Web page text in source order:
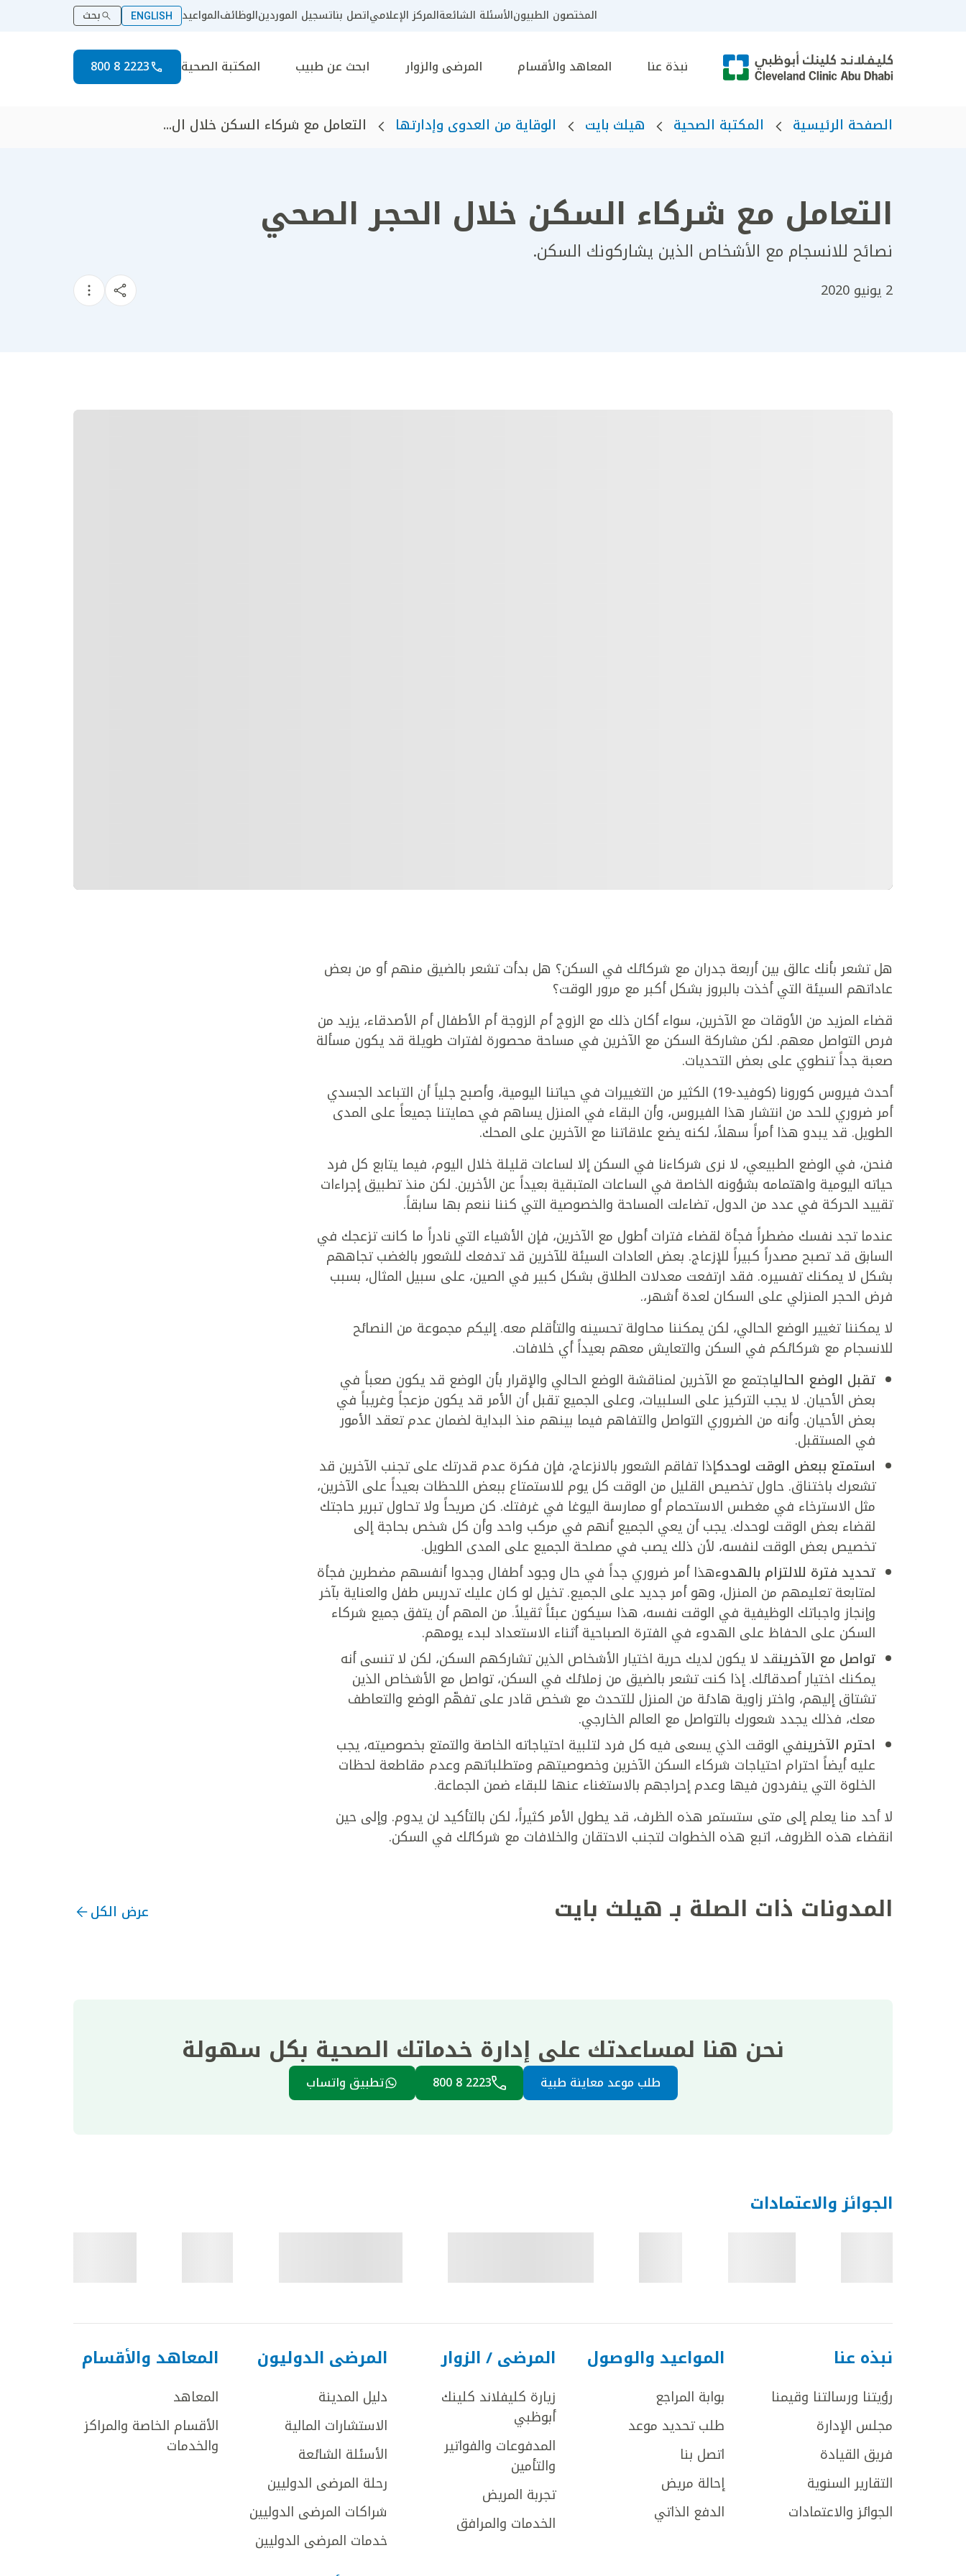
المختصون الطبيونالأسئلة الشائعةالمركز الإعلامياتصل بناتسجيل الموردينالوظائفالمواعيد ENGLISH بحث
نبذة عنا المعاهد والأقسام المرضى والزوار ابحث عن طبيب المكتبة الصحية 2223 8 800
الصفحة الرئيسية المكتبة الصحية هيلث بايت الوقاية من العدوى وإدارتها التعامل مع شركاء السكن خلال ال...
التعامل مع شركاء السكن خلال الحجر الصحي
نصائح للانسجام مع الأشخاص الذين يشاركونك السكن.
2 يونيو 2020
هل تشعر بأنك عالق بين أربعة جدران مع شركائك في السكن؟ هل بدأت تشعر بالضيق منهم أو من بعض
عاداتهم السيئة التي أخذت بالبروز بشكل أكبر مع مرور الوقت؟
قضاء المزيد من الأوقات مع الآخرين، سواء أكان ذلك مع الزوج أم الزوجة أم الأطفال أم الأصدقاء، يزيد من
فرص التواصل معهم. لكن مشاركة السكن مع الآخرين في مساحة محصورة لفترات طويلة قد يكون مسألة
صعبة جداً تنطوي على بعض التحديات.
أحدث فيروس كورونا (كوفيد-19) الكثير من التغييرات في حياتنا اليومية، وأصبح جلياً أن التباعد الجسدي
أمر ضروري للحد من انتشار هذا الفيروس، وأن البقاء في المنزل يساهم في حمايتنا جميعاً على المدى
الطويل. قد يبدو هذا أمراً سهلاً، لكنه يضع علاقاتنا مع الآخرين على المحك.
فنحن، في الوضع الطبيعي، لا نرى شركاءنا في السكن إلا لساعات قليلة خلال اليوم، فيما يتابع كل فرد
حياته اليومية واهتمامه بشؤونه الخاصة في الساعات المتبقية بعيداً عن الأخرين. لكن منذ تطبيق إجراءات
تقييد الحركة في عدد من الدول، تضاءلت المساحة والخصوصية التي كننا ننعم بها سابقاً.
عندما تجد نفسك مضطراً فجأة لقضاء فترات أطول مع الآخرين، فإن الأشياء التي نادراً ما كانت تزعجك في
السابق قد تصبح مصدراً كبيراً للإزعاج. بعض العادات السيئة للآخرين قد تدفعك للشعور بالغضب تجاههم
بشكل لا يمكنك تفسيره. فقد ارتفعت معدلات الطلاق بشكل كبير في الصين، على سبيل المثال، بسبب
فرض الحجر المنزلي على السكان لعدة أشهر،.
لا يمكننا تغيير الوضع الحالي، لكن يمكننا محاولة تحسينه والتأقلم معه. إليكم مجموعة من النصائح
للانسجام مع شركائكم في السكن والتعايش معهم بعيداً أي خلافات.
تقبل الوضع الحالياجتمع مع الآخرين لمناقشة الوضع الحالي والإقرار بأن الوضع قد يكون صعباً في
بعض الأحيان. لا يجب التركيز على السلبيات، وعلى الجميع تقبل أن الأمر قد يكون مزعجاً وغريباً في
بعض الأحيان. وأنه من الضروري التواصل والتفاهم فيما بينهم منذ البداية لضمان عدم تعقد الأمور
في المستقبل.
استمتع ببعض الوقت لوحدكإذا تفاقم الشعور بالانزعاج، فإن فكرة عدم قدرتك على تجنب الآخرين قد
تشعرك باختناق. حاول تخصيص القليل من الوقت كل يوم للاستمتاع ببعض اللحظات بعيداً على الآخرين،
مثل الاسترخاء في مغطس الاستحمام أو ممارسة اليوغا في غرفتك. كن صريحاً ولا تحاول تبرير حاجتك
لقضاء بعض الوقت لوحدك. يجب أن يعي الجميع أنهم في مركب واحد وأن كل شخص بحاجة إلى
تخصيص بعض الوقت لنفسه، لأن ذلك يصب في مصلحة الجميع على المدى الطويل.
تحديد فترة للالتزام بالهدوءهذا أمر ضروري جداً في حال وجود أطفال وجدوا أنفسهم مضطرين فجأة
لمتابعة تعليمهم من المنزل، وهو أمر جديد على الجميع. تخيل لو كان عليك تدريس طفل والعناية بآخر
وإنجاز واجباتك الوظيفية في الوقت نفسه، هذا سيكون عبئاً ثقيلاً. من المهم أن يتفق جميع شركاء
السكن على الحفاظ على الهدوء في الفترة الصباحية أثناء الاستعداد لبدء يومهم.
تواصل مع الآخرينقد لا يكون لديك حرية اختيار الأشخاص الذين تشاركهم السكن، لكن لا تنسى أنه
يمكنك اختيار أصدقائك. إذا كنت تشعر بالضيق من زملائك في السكن، تواصل مع الأشخاص الذين
تشتاق إليهم، واختر زاوية هادئة من المنزل للتحدث مع شخص قادر على تفهّم الوضع والتعاطف
معك، فذلك يجدد شعورك بالتواصل مع العالم الخارجي.
احترم الآخرينفي الوقت الذي يسعى فيه كل فرد لتلبية احتياجاته الخاصة والتمتع بخصوصيته، يجب
عليه أيضاً احترام احتياجات شركاء السكن الآخرين وخصوصيتهم ومتطلباتهم وعدم مقاطعة لحظات
الخلوة التي ينفردون فيها وعدم إحراجهم بالاستغناء عنها للبقاء ضمن الجماعة.
لا أحد منا يعلم إلى متى ستستمر هذه الظرف، قد يطول الأمر كثيراً، لكن بالتأكيد لن يدوم. وإلى حين
انقضاء هذه الظروف، اتبع هذه الخطوات لتجنب الاحتقان والخلافات مع شركائك في السكن.
المدونات ذات الصلة بـ هيلث بايت عرض الكل
نحن هنا لمساعدتك على إدارة خدماتك الصحية بكل سهولة
طلب موعد معاينة طبية 2223 8 800 تطبيق واتساب
الجوائز والاعتمادات
نبذه عنا
رؤيتنا ورسالتنا وقيمنا
مجلس الإدارة
فريق القيادة
التقارير السنوية
الجوائز والاعتمادات
المواعيد والوصول
بوابة المراجع
طلب تحديد موعد
اتصل بنا
إحالة مريض
الدفع الذاتي
المرضى / الزوار
زيارة كليفلاند كلينك
أبوظبي
المدفوعات والفواتير
والتأمين
تجربة المريض
الخدمات والمرافق
المرضى الدوليون
دليل المدينة
الاستشارات المالية
الأسئلة الشائعة
رحلة المرضى الدوليين
شراكات المرضى الدوليين
خدمات المرضى الدوليين
المعاهد والأقسام
المعاهد
الأقسام الخاصة والمراكز
والخدمات